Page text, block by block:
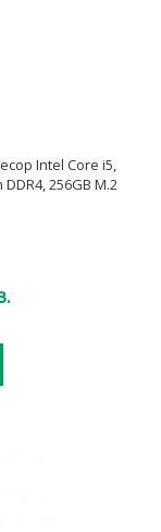
Intel Core i5,
256GB M.2